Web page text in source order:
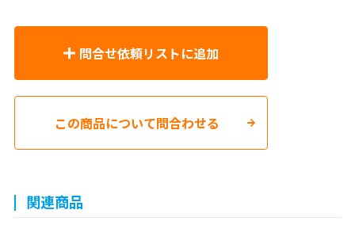
問合せ依頼リストに追加
この商品について問合わせる
関連商品